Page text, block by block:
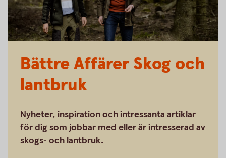
Bättre Affärer Skog och
lantbruk
Nyheter, inspiration och intressanta artiklar
för dig som jobbar med eller är intresserad av
skogs- och lantbruk.